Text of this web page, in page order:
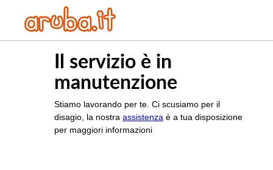
Il servizio è in
manutenzione
Stiamo lavorando per te. Ci scusiamo per il
disagio, la nostra assistenza è a tua disposizione
per maggiori informazioni